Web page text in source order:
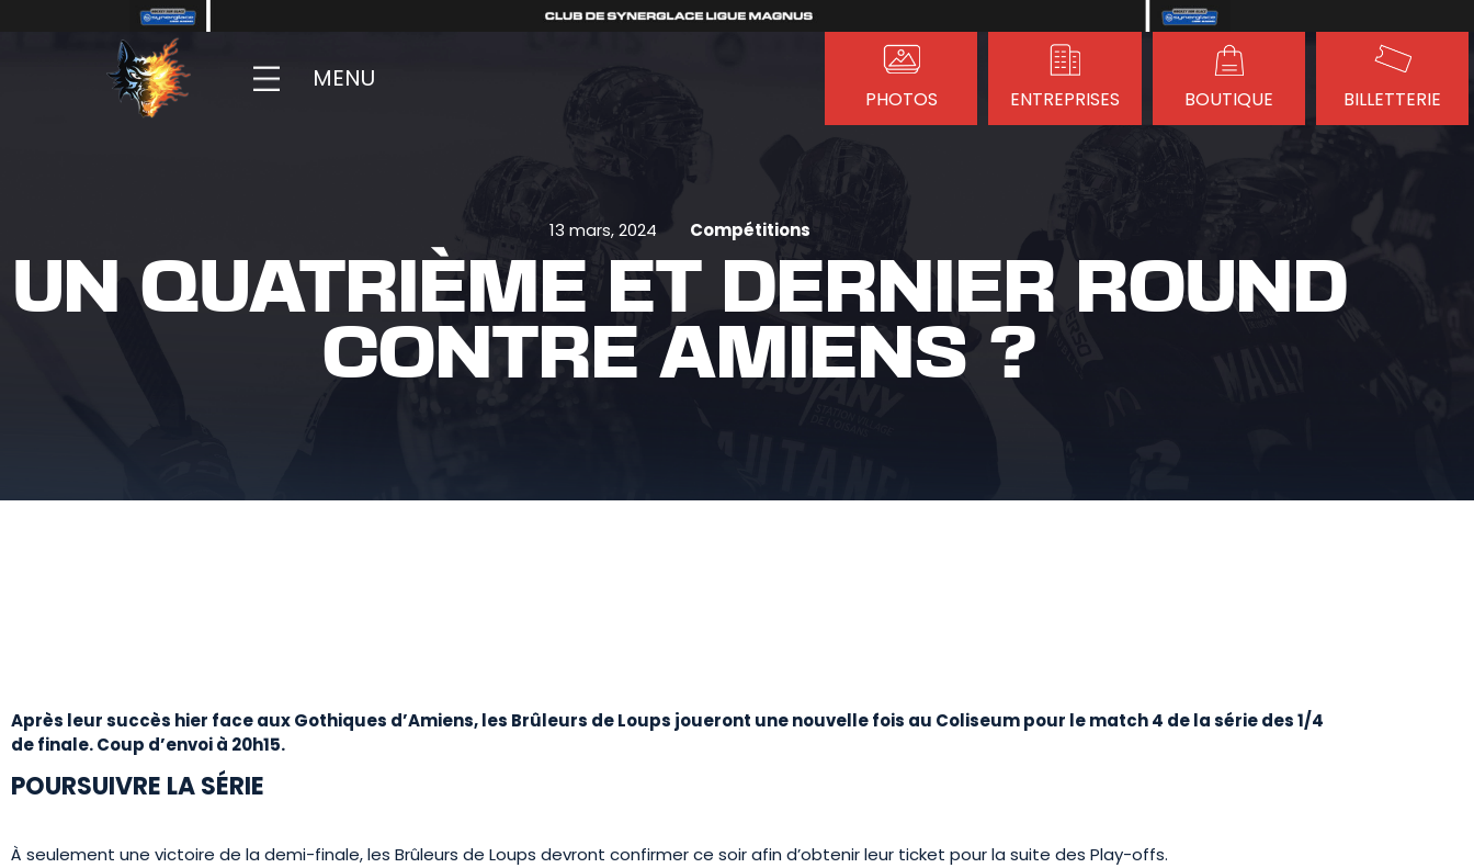
MENU
PHOTOS ENTREPRISES BOUTIQUE BILLETTERIE
13 mars, 2024 Compétitions
UN QUATRIÈME ET DERNIER ROUND
CONTRE AMIENS ?
Après leur succès hier face aux Gothiques d’Amiens, les Brûleurs de Loups joueront une nouvelle fois au Coliseum pour le match 4 de lasérie des 1/4
de finale. Coup d’envoi à 20h15.
POURSUIVRE LA SÉRIE
À seulement une victoire de la demi-finale, les Brûleurs de Loups devront confirmer ce soir afin d’obtenir leur ticket pour la suite des Play-offs.